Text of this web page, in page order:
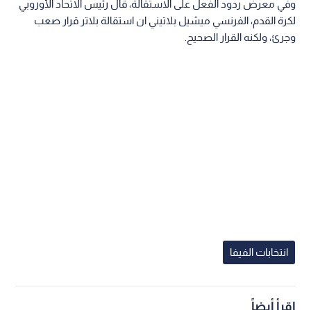
وفي معرض ردود الفعل على الاستقالة، قال رئيس الاتحاد الأوروبي
لكرة القدم، الفرنسي ميشيل بلاتيني ان استقالة بلاتر قرار صعب
وجرئ، ولكنه القرار الصحيح.
انتخابات الفيفا
اقرأ أيضاً